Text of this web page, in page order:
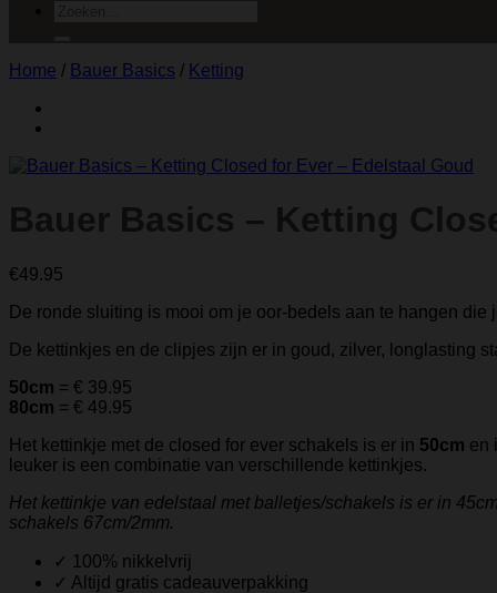
Home / Bauer Basics / Ketting
Bauer Basics – Ketting
€49.95
De ronde sluiting is mooi om je oor-bedels aan te hangen
De kettinkjes en de clipjes zijn er in goud, zilver, longlasting
50cm = € 39.95
80cm = € 49.95
Het kettinkje met de closed for ever schakels is er in 50cm en
leuker is een combinatie van verschillende kettinkjes.
Het kettinkje van edelstaal met balletjes/schakels is er in
schakels 67cm/2mm.
✓ 100% nikkelvrij
✓ Altijd gratis cadeauverpakking